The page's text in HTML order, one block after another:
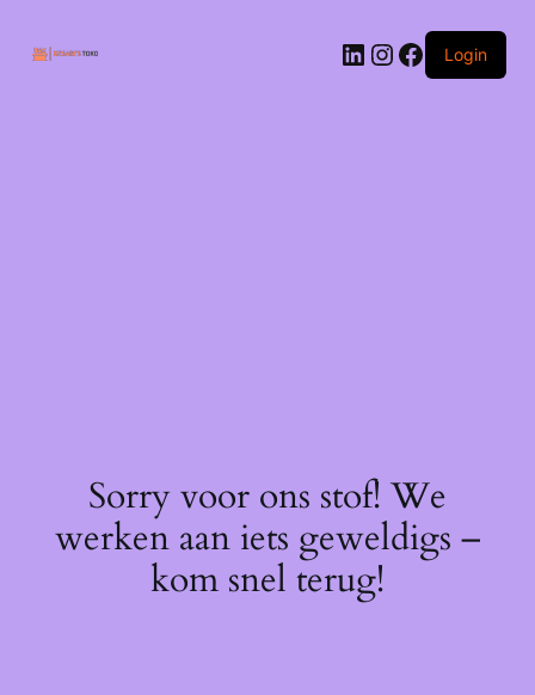
LinkedIn
Instagram
Facebook
Login
Sorry voor ons stof! We
werken aan iets geweldigs –
kom snel terug!